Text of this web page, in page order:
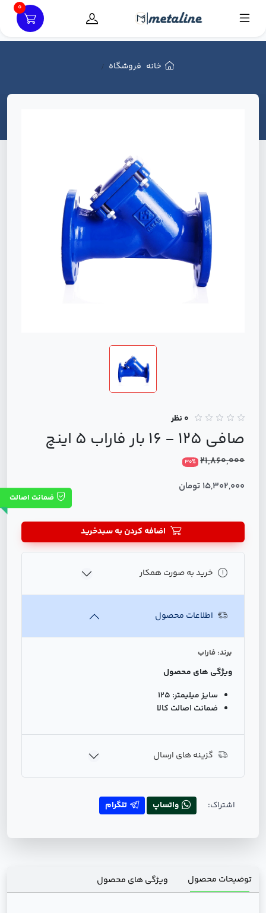
0
خانه فروشگاه
0 نظر
صافی 125 - 16 بار فاراب 5 اینچ
21,860,000
30%
15,302,000 تومان
ضمانت اصالت
اضافه کردن به سبدخرید
خرید به صورت همکار
اطلاعات محصول
برند: فاراب
ویژگی های محصول
سایز میلیمتر: 125
ضمانت اصالت کالا
گزینه های ارسال
اشتراک: واتساپ تلگرام
توضیحات محصول ویژگی های محصول